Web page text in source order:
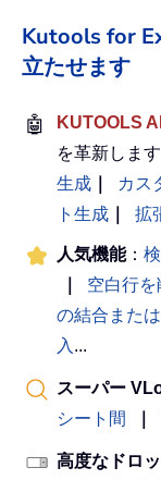
Kutools for
立たせます
🤖 KUTOOLS
を革新します
生成
カス
ト生成
拡
人気機能：
空白行を
の結合また
入 ...
スーパー
シート間
高度なドロ